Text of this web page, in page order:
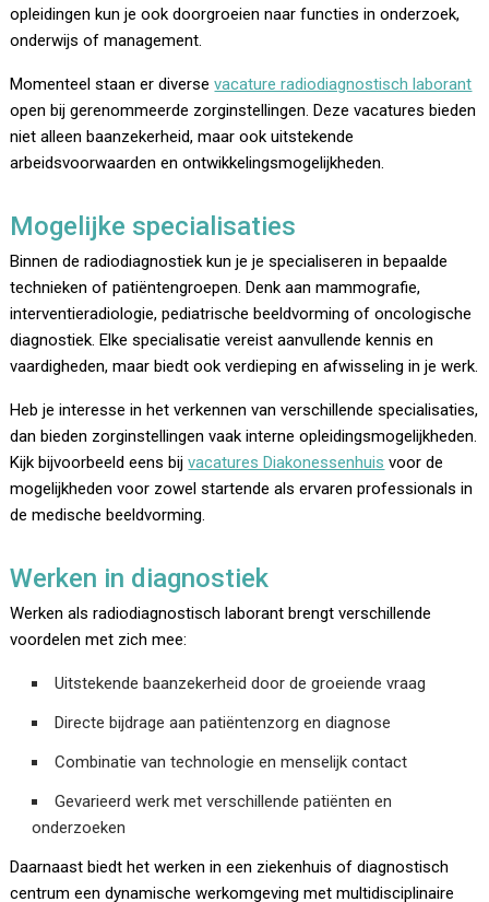
opleidingen kun je ook doorgroeien naar functies in onderzoek,
onderwijs of management.
Momenteel staan er diversevacature radiodiagnostisch laborant
open bij gerenommeerde zorginstellingen. Deze vacatures bieden
niet alleen baanzekerheid, maar ook uitstekende
arbeidsvoorwaarden en ontwikkelingsmogelijkheden.
Mogelijke specialisaties
Binnen de radiodiagnostiek kun je je specialiseren in bepaalde
technieken of patiëntengroepen. Denk aan mammografie,
interventieradiologie, pediatrische beeldvorming of oncologische
diagnostiek. Elke specialisatie vereist aanvullende kennis en
vaardigheden, maar biedt ook verdieping en afwisseling in je werk.
Heb je interesse in het verkennen van verschillende specialisaties,
dan bieden zorginstellingen vaak interne opleidingsmogelijkheden.
Kijk bijvoorbeeld eens bijvacatures Diakonessenhuis voor de
mogelijkheden voor zowel startende als ervaren professionals in
de medische beeldvorming.
Werken in diagnostiek
Werken als radiodiagnostisch laborant brengt verschillende
voordelen met zich mee:
Uitstekende baanzekerheid door de groeiende vraag
Directe bijdrage aan patiëntenzorg en diagnose
Combinatie van technologie en menselijk contact
Gevarieerd werk met verschillende patiënten en
onderzoeken
Daarnaast biedt het werken in een ziekenhuis of diagnostisch
centrum een dynamische werkomgeving met multidisciplinaire